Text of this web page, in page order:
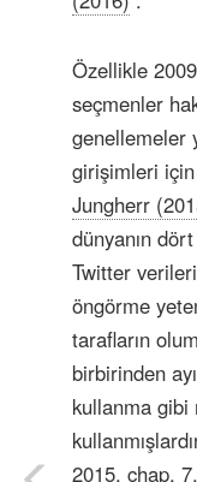
Özellikle
seçmenler
genellemeler
girişimleri
Jungherr
dünyanın
Twitter
öngörme
tarafların
birbirinden
kullanma gibi
2015, chap.